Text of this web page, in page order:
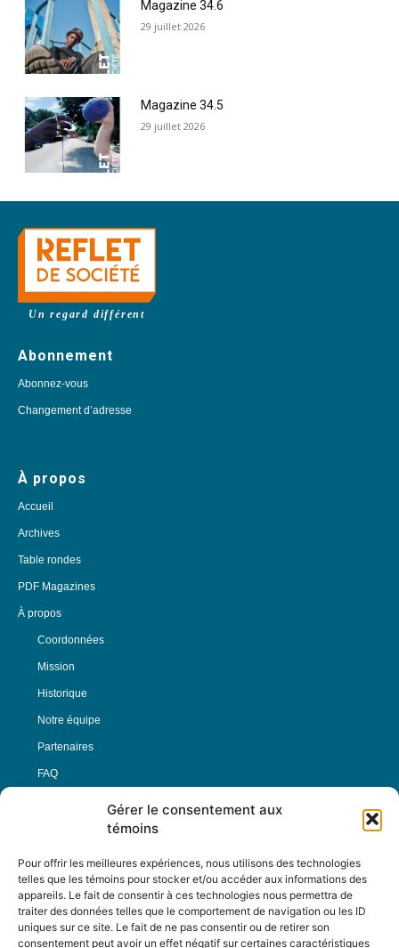
Gérer le consentement aux
témoins
Pour offrir les meilleures expériences, nous utilisons des technologies
telles que les témoins pour stocker et/ou accéder aux informations des
appareils. Le fait de consentir à ces technologies nous permettra de
traiter des données telles que le comportement de navigation ou les ID
uniques sur ce site. Le fait de ne pas consentir ou de retirer son
consentement peut avoir un effet négatif sur certaines caractéristiques
Magazine 34.6
29 juillet 2026
Magazine 34.5
29 juillet 2026
Un regard différent
Abonnement
Abonnez-vous
Changement d’adresse
À propos
Accueil
Archives
Table rondes
PDF Magazines
À propos
Coordonnées
Mission
Historique
Notre équipe
Partenaires
FAQ
Nous Suivre